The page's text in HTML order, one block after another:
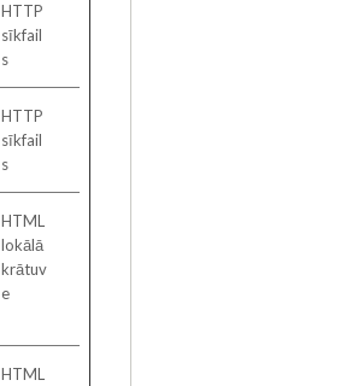
HTTP
sīkfail
s
HTTP
sīkfail
s
HTML
lokālā
krātuv
e
HTML